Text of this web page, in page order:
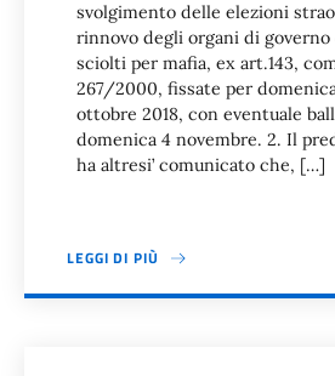
svolgimento delle elezioni
rinnovo degli organi di
sciolti per mafia, ex art.143,
267/2000, fissate per
ottobre 2018, con eventuale
domenica 4 novembre. 2. Il
ha altresi’ comunicato che, […]
LEGGI DI PIÙ